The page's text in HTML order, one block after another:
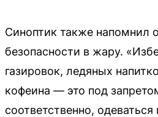
Синоптик также напомнил
безопасности в жару.
газировок, ледяных
кофеина — это под
соответственно, одеваться